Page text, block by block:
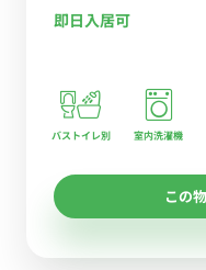
即日入居可
バストイレ別 室内洗濯機
この